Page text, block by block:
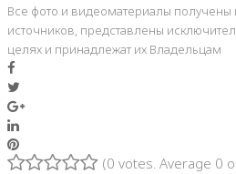
Все фото и видеоматериалы получены
источников, представлены
целях и принадлежат их Владельцам
Google+
LinkedIn
Pinterest
(0 votes. Average 0